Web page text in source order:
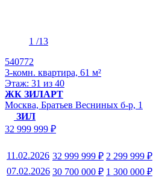
1 /13
540772
3-комн. квартира, 61 м²
Этаж: 31 из 40
ЖК ЗИЛАРТ
Москва, Братьев Весниных б-р, 1
ЗИЛ
32 999 999 ₽
11.02.2026 32 999 999 ₽ 2 299 999 ₽
07.02.2026 30 700 000 ₽ 1 300 000 ₽